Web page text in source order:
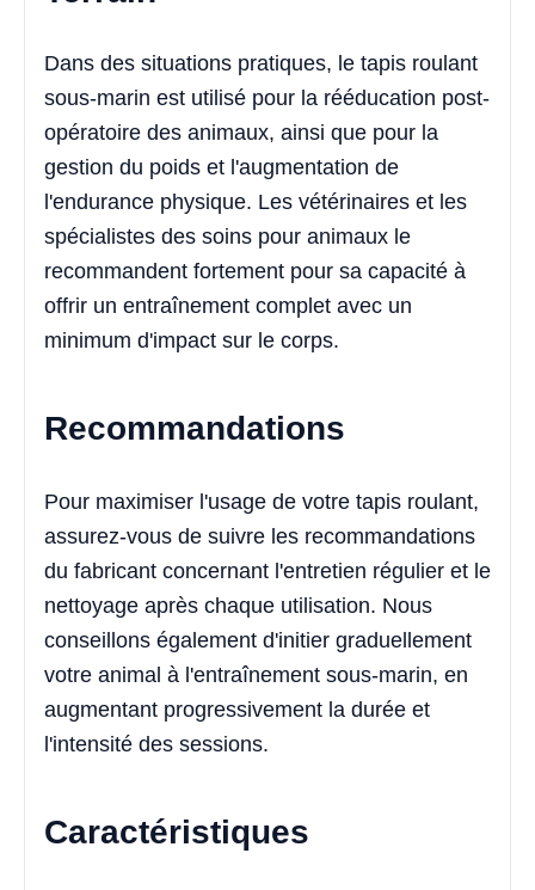
Dans des situations pratiques, le tapis roulant
sous-marin est utilisé pour la rééducation post-
opératoire des animaux, ainsi que pour la
gestion du poids et l'augmentation de
l'endurance physique. Les vétérinaires et les
spécialistes des soins pour animaux le
recommandent fortement pour sa capacité à
offrir un entraînement complet avec un
minimum d'impact sur le corps.
Recommandations
Pour maximiser l'usage de votre tapis roulant,
assurez-vous de suivre les recommandations
du fabricant concernant l'entretien régulier et le
nettoyage après chaque utilisation. Nous
conseillons également d'initier graduellement
votre animal à l'entraînement sous-marin, en
augmentant progressivement la durée et
l'intensité des sessions.
Caractéristiques